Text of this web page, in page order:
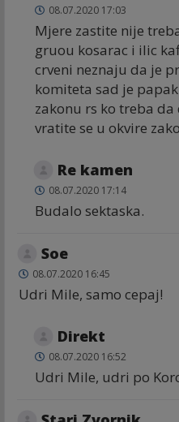
08.07.2020 17:03
Mjere zastite nije
gruou kosarac i ilic
crveni neznaju da je
komiteta sad je
zakonu rs ko treba
vratite se u okvire
Re kamen
08.07.2020 17:14
Budalo sektaska.
Soe
08.07.2020 16:45
Udri Mile, samo cepaj!
Direkt
08.07.2020 16:52
Udri Mile, udri po